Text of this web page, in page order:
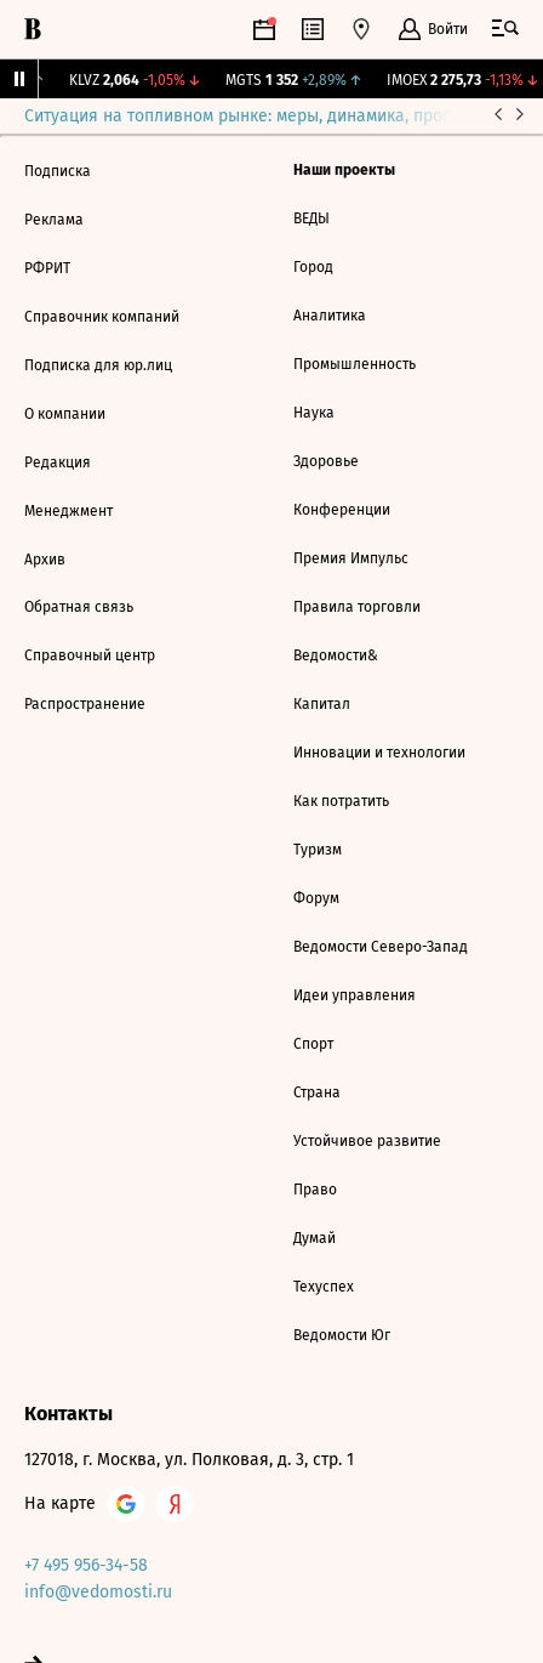
Войти
↑ KLVZ 2,064 -1,05%↓ MGTS 1 352 +2,89%↑ IMOEX 2 275,73 -1,13%↓
Ситуация на топливном рынке: меры, динамика, прогнозы
Подписка
Реклама
РФРИТ
Справочник компаний
Подписка для юр.лиц
О компании
Редакция
Менеджмент
Архив
Обратная связь
Справочный центр
Распространение
Наши проекты
ВЕДЫ
Город
Аналитика
Промышленность
Наука
Здоровье
Конференции
Премия Импульс
Правила торговли
Ведомости&
Капитал
Инновации и технологии
Как потратить
Туризм
Форум
Ведомости Северо-Запад
Идеи управления
Спорт
Страна
Устойчивое развитие
Право
Думай
Техуспех
Ведомости Юг
Контакты
127018, г. Москва, ул. Полковая, д. 3, стр. 1
На карте
+7 495 956-34-58
info@vedomosti.ru